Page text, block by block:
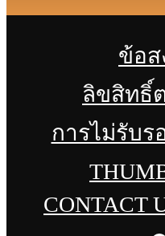
ข้อส
ลิขสิทธิ์
การไม่รับร
CONTACT